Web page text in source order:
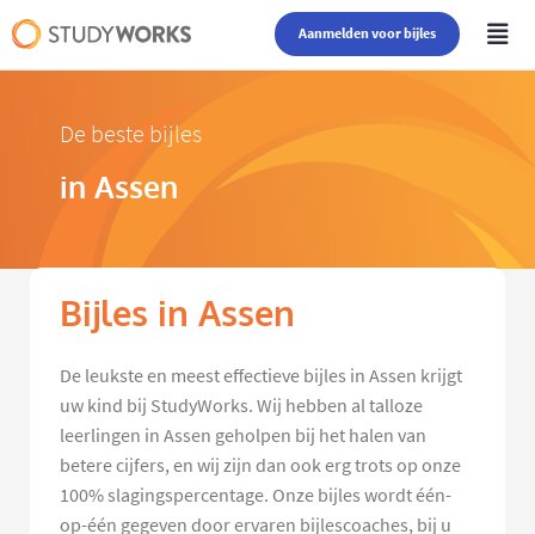
Aanmelden voor bijles
De beste bijles
in Assen
Bijles in Assen
De leukste en meest effectieve bijles in Assen krijgt
uw kind bij StudyWorks. Wij hebben al talloze
leerlingen in Assen geholpen bij het halen van
betere cijfers, en wij zijn dan ook erg trots op onze
100% slagingspercentage. Onze bijles wordt één-
op-één gegeven door ervaren bijlescoaches, bij u